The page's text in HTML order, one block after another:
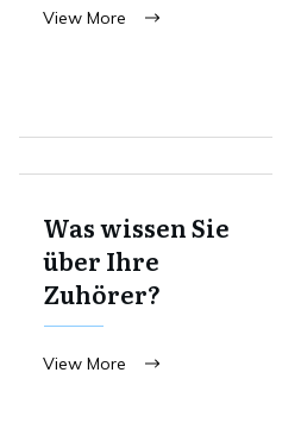
View More
Was wissen Sie
über Ihre
Zuhörer?
View More